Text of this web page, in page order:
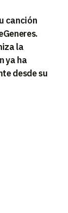
canción
la
ya ha
desde su